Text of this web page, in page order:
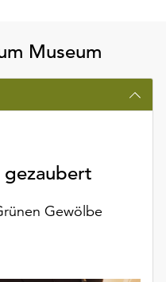
Museum
gezaubert
Gewölbe